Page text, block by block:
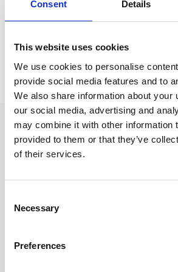
Consent Details
This website uses cookies
We use cookies to personalise
provide social media features and to
We also share information about your
our social media, advertising and
may combine it with other information
provided to them or that they’ve
of their services.
Selection
Necessary
Preferences
Visa fler(1 mer)
Prishistorik
Lägsta pris senaste 30 dagarna är
Andra tittade